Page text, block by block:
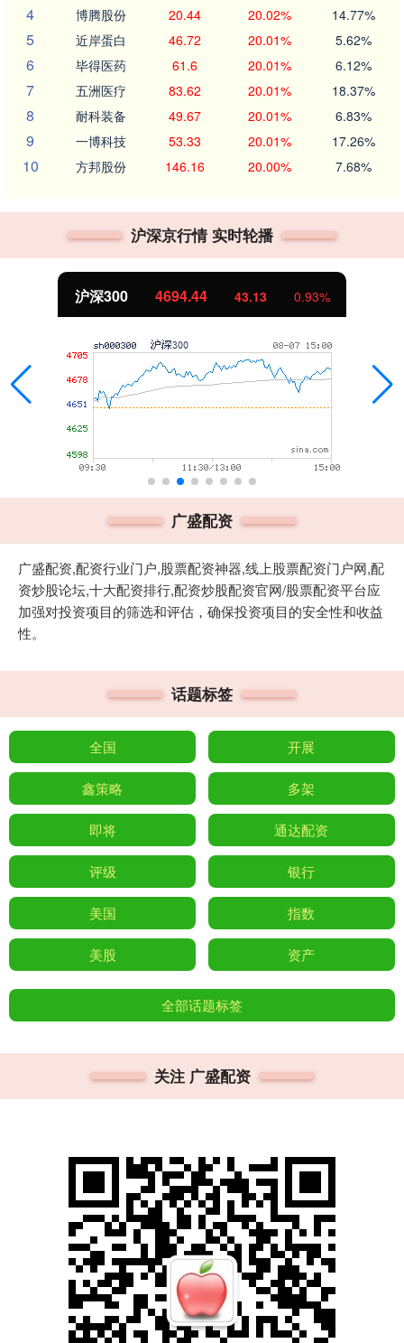
4 博腾股份 20.44 20.02% 14.77%
5 近岸蛋白 46.72 20.01% 5.62%
6 毕得医药 61.6 20.01% 6.12%
7 五洲医疗 83.62 20.01% 18.37%
8 耐科装备 49.67 20.01% 6.83%
9 一博科技 53.33 20.01% 17.26%
10 方邦股份 146.16 20.00% 7.68%
沪深京行情 实时轮播
北证50 1134.24
广盛配资
广盛配资,配资行业门户,股票配资神器,线上股票配资门户网,配
资炒股论坛,十大配资排行,配资炒股配资官网/股票配资平台应
加强对投资项目的筛选和评估，确保投资项目的安全性和收益
性。
话题标签
全国 开展
鑫策略 多架
即将 通达配资
评级 银行
美国 指数
美股 资产
全部话题标签
关注 广盛配资